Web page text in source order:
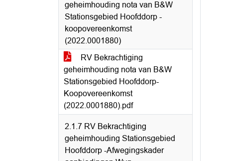
geheimhouding nota van B&W
Stationsgebied Hoofddorp -
koopovereenkomst
(2022.0001880)
RV Bekrachtiging
geheimhouding nota van B&W
Stationsgebied Hoofddorp-
Koopovereenkomst
(2022.0001880).pdf
2.1.7 RV Bekrachtiging
geheimhouding Stationsgebied
Hoofddorp -Afwegingskader